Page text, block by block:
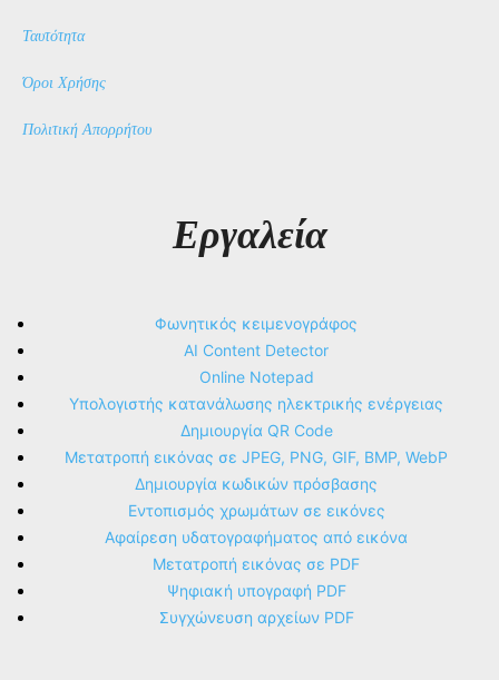
Ταυτότητα
Όροι Χρήσης
Πολιτική Απορρήτου
Εργαλεία
Φωνητικός κειμενογράφος
AI Content Detector
Online Notepad
Υπολογιστής κατανάλωσης ηλεκτρικής ενέργειας
Δημιουργία QR Code
Μετατροπή εικόνας σε JPEG, PNG, GIF, BMP, WebP
Δημιουργία κωδικών πρόσβασης
Εντοπισμός χρωμάτων σε εικόνες
Αφαίρεση υδατογραφήματος από εικόνα
Μετατροπή εικόνας σε PDF
Ψηφιακή υπογραφή PDF
Συγχώνευση αρχείων PDF